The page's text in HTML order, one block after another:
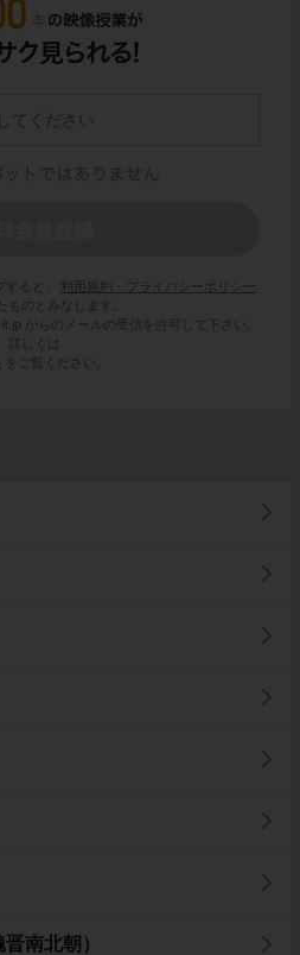
ると、
利用規約・プライバシーポリシー
ものとみなします。
からのメールの受信を許可して下さい。
詳しくは
をご覧ください。
南北朝）